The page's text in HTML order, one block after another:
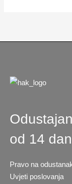
od 14
Pravo na
Uvjeti poslovanja